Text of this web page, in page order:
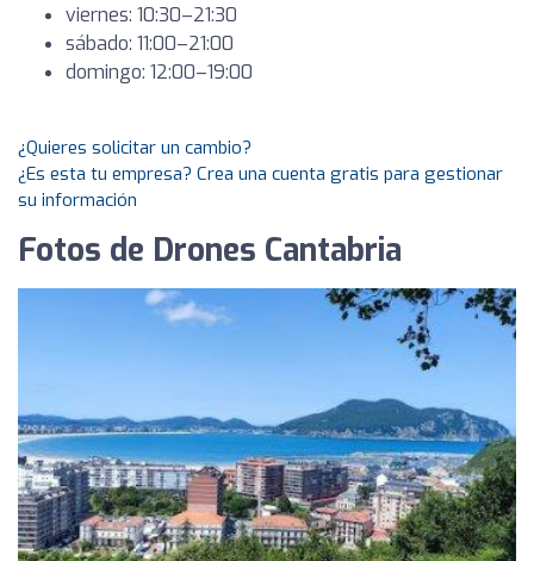
viernes: 10:30–21:30
sábado: 11:00–21:00
domingo: 12:00–19:00
¿Quieres solicitar un cambio?
¿Es esta tu empresa? Crea una cuenta gratis para gestionar
su información
Fotos de Drones Cantabria